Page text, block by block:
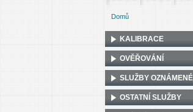
Domů
KALIBRACE
OVĚŘOVÁNÍ
SLUŽBY
OSTATNÍ SLUŽBY